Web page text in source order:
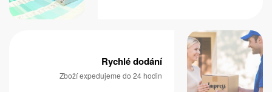
Rychlé dodání
Zboží expedujeme do 24 hodin